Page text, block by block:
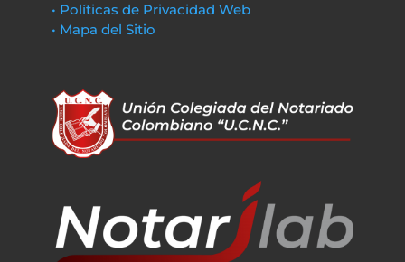
• Políticas de Privacidad Web
• Mapa del Sitio